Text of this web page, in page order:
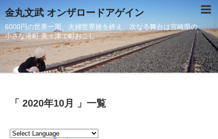
金丸文武 オンザロードアゲイン
6000円の世界一周、夫婦世界旅を終え、次なる舞台は宮崎県の
小さな港町 美々津で町おこし
「 2020年10月 」一覧